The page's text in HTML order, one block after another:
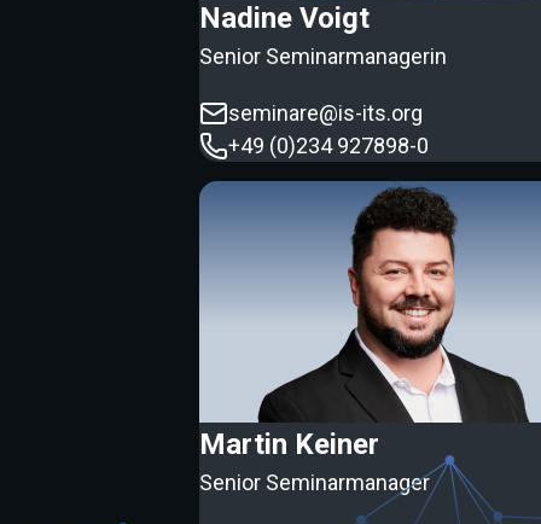
Nadine Voigt
Senior Seminarmanagerin
seminare@is-its.org
+49 (0)234 927898-0
Martin Keiner
Senior Seminarmanager